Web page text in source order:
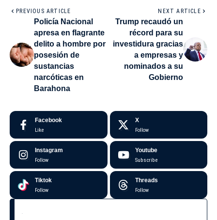
PREVIOUS ARTICLE
Policía Nacional
apresa en flagrante
delito a hombre por
posesión de
sustancias
narcóticas en
Barahona
NEXT ARTICLE
Trump recaudó un
récord para su
investidura gracias
a empresas y
nominados a su
Gobierno
Facebook
Like
X
Follow
Instagram
Follow
Youtube
Subscribe
Tiktok
Follow
Threads
Follow